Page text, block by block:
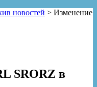
новостей > Изменение
SRORZ в